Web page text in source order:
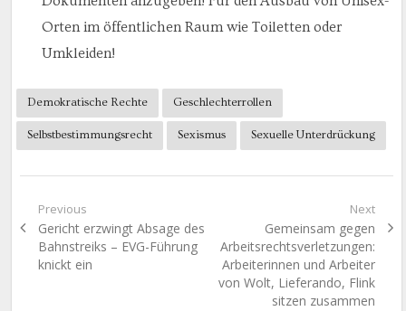
Orten im öffentlichen Raum wie Toiletten oder
Umkleiden!
Demokratische Rechte Geschlechterrollen
Selbstbestimmungsrecht Sexismus Sexuelle Unterdrückung
Beitragsnavigation
Previous
Previous
post:
Gericht erzwingt Absage des
Bahnstreiks – EVG-Führung
knickt ein
Next
Next
post:
Gemeinsam gegen
Arbeitsrechtsverletzungen:
Arbeiterinnen und Arbeiter
von Wolt, Lieferando, Flink
sitzen zusammen